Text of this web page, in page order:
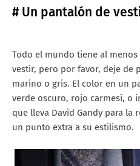
# Un pantalón de
Todo el mundo tiene al
vestir, pero por favor, deje de
marino o gris. El color en un
verde oscuro, rojo carmesí, o
que lleva David Gandy para la
un punto extra a su estilismo.